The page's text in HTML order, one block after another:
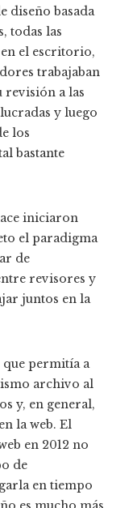
diseño basada
todas las
el escritorio,
trabajaban
revisión a las
y luego
los
bastante
iniciaron
el paradigma
de
revisores y
juntos en la
que permitía a
archivo al
y, en general,
la web. El
en 2012 no
de
en tiempo